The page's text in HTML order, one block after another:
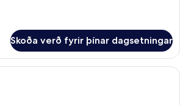
Skoða verð fyrir þínar dagsetningar